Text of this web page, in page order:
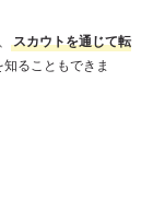
スカウトを通じて転
知ることもできま